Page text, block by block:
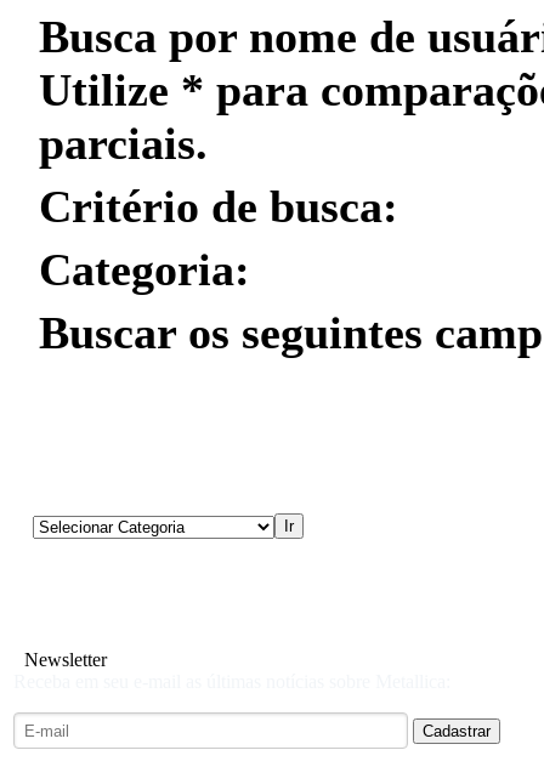
Busca por nome de
Utilize * para
parciais.
Critério de busca:
Categoria:
Buscar os seguintes
Newsletter